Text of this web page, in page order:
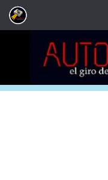
Saltar al contenido